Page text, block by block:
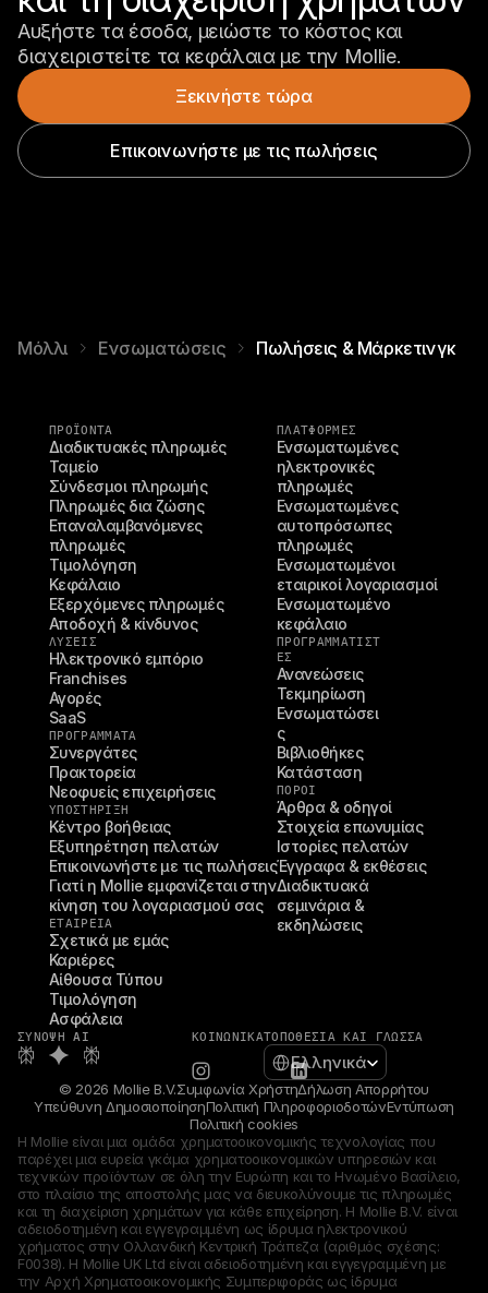
Αυξήστε τα έσοδα, μειώστε το κόστος και
διαχειριστείτε τα κεφάλαια με την Mollie.
Ξεκινήστε τώρα
Επικοινωνήστε με τις πωλήσεις
Μόλλι Ενσωματώσεις Πωλήσεις & Μάρκετινγκ
ΠΡΟΪΌΝΤΑ
Διαδικτυακές πληρωμές
Ταμείο
Σύνδεσμοι πληρωμής
Πληρωμές δια ζώσης
Επαναλαμβανόμενες
πληρωμές
Τιμολόγηση
Κεφάλαιο
Εξερχόμενες πληρωμές
Αποδοχή & κίνδυνος
ΛΥΣΕΙΣ
Ηλεκτρονικό εμπόριο
Franchises
Αγορές
SaaS
ΠΡΟΓΡΑΜΜΑΤΑ
Συνεργάτες
Πρακτορεία
Νεοφυείς επιχειρήσεις
ΥΠΟΣΤΉΡΙΞΗ
Κέντρο βοήθειας
Εξυπηρέτηση πελατών
Επικοινωνήστε με τις πωλήσεις
Γιατί η Mollie εμφανίζεται στην
κίνηση του λογαριασμού σας
ΕΤΑΙΡΕΊΑ
Σχετικά με εμάς
Καριέρες
Αίθουσα Τύπου
Τιμολόγηση
Ασφάλεια
ΠΛΑΤΦΟΡΜΕΣ
Ενσωματωμένες
ηλεκτρονικές
πληρωμές
Ενσωματωμένες
αυτοπρόσωπες
πληρωμές
Ενσωματωμένοι
εταιρικοί λογαριασμοί
Ενσωματωμένο
κεφάλαιο
ΠΡΟΓΡΑΜΜΑΤΙΣΤ
ΈΣ
Ανανεώσεις
Τεκμηρίωση
Ενσωματώσει
ς
Βιβλιοθήκες
Κατάσταση
ΠΌΡΟΙ
Άρθρα & οδηγοί
Στοιχεία επωνυμίας
Ιστορίες πελατών
Έγγραφα & εκθέσεις
Διαδικτυακά
σεμινάρια &
εκδηλώσεις
ΣΎΝΟΨΗ AI ΚΟΙΝΩΝΙΚΆΤΟΠΟΘΕΣΊΑ ΚΑΙ ΓΛΏΣΣΑ
Select Language
Ελληνικά
© 2026 Mollie B.V.Συμφωνία ΧρήστηΔήλωση Απορρήτου
Υπεύθυνη ΔημοσιοποίησηΠολιτική ΠληροφοριοδοτώνΕντύπωση
Πολιτική cookies
Η Mollie είναι μια ομάδα χρηματοοικονομικής τεχνολογίας που
παρέχει μια ευρεία γκάμα χρηματοοικονομικών υπηρεσιών και
τεχνικών προϊόντων σε όλη την Ευρώπη και το Ηνωμένο Βασίλειο,
στο πλαίσιο της αποστολής μας να διευκολύνουμε τις πληρωμές
και τη διαχείριση χρημάτων για κάθε επιχείρηση. Η Mollie B.V. είναι
αδειοδοτημένη και εγγεγραμμένη ως ίδρυμα ηλεκτρονικού
χρήματος στην Ολλανδική Κεντρική Τράπεζα (αριθμός σχέσης:
F0038). Η Mollie UK Ltd είναι αδειοδοτημένη και εγγεγραμμένη με
την Αρχή Χρηματοοικονομικής Συμπεριφοράς ως ίδρυμα